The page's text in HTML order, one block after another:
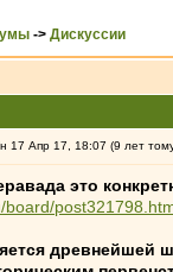
-> Дискуссии
17 Апр 17, 18:07 (9 лет
это
древнейшей